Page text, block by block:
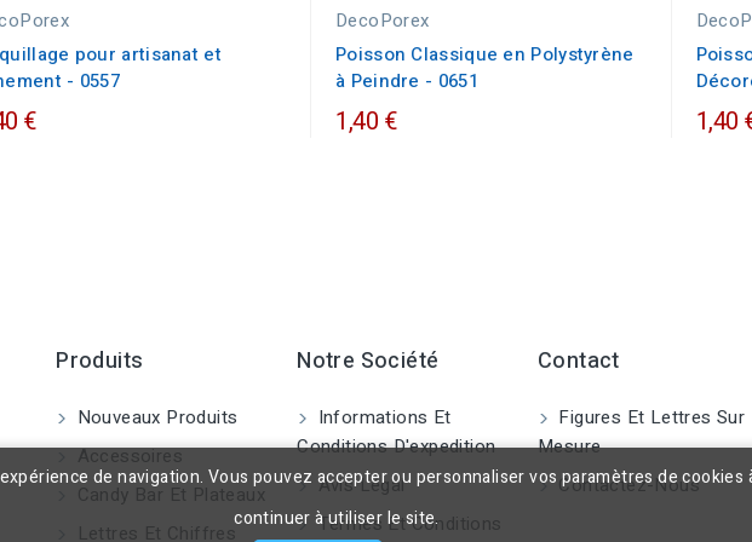
pour artisanat et
- 0557
€
DecoPorex
Poisson Classique en Polystyrène
à Peindre - 0651
1,40 € 1,40
Produits
Nouveaux Produits
Accessoires
Candy Bar Et Plateaux
Lettres Et Chiffres
Notre Société
Informations Et
Conditions D'expedition
Avis Légal
Termes Et Conditions
Contact
Figures Et Lettres Sur
Mesure
Contactez-Nous
de navigation. Vous pouvez accepter ou personnaliser vos paramètres de
continuer à utiliser le site.